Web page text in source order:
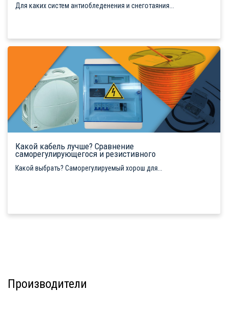
Для каких систем антиобледенения и снеготаяния...
Какой кабель лучше? Сравнение
саморегулирующегося и резистивного
Какой выбрать? Саморегулируемый хорош для...
Производители